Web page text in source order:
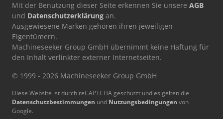
Mit der Benutzung dieser Seite erkennen Sie unsere AGB
und Datenschutzerklärung an.
Ausgewiesene Marken gehören ihren jeweiligen
Eigentümern.
Machineseeker Group GmbH übernimmt keine Haftung für
den Inhalt verlinkter externer Internetseiten.
© 1999 - 2026 Machineseeker Group GmbH
Diese Website ist durch reCAPTCHA geschützt und es gelten die
Datenschutzbestimmungen und Nutzungsbedingungen von
Google.